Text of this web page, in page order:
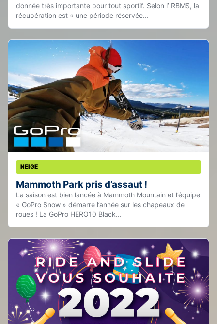
donnée très importante pour tout sportif. Selon l’IRBMS, la
récupération est « une période réservée...
NEIGE
Mammoth Park pris d’assaut !
La saison est bien lancée à Mammoth Mountain et l’équipe
« GoPro Snow » démarre l’année sur les chapeaux de
roues ! La GoPro HERO10 Black...